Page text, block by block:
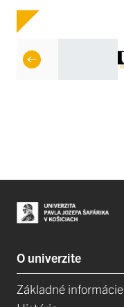
O univerzite
Základné informácie